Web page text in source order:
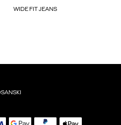
WIDE FIT JEANS